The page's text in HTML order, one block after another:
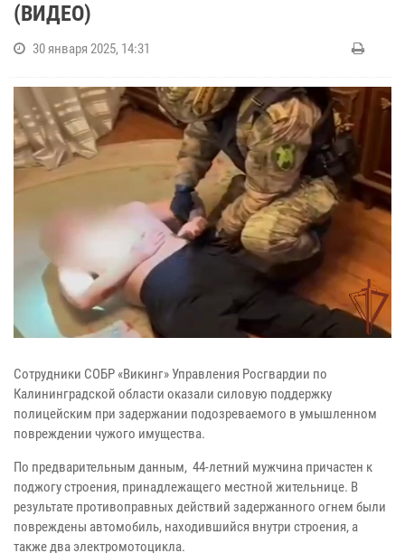
(ВИДЕО)
30 января 2025, 14:31
Сотрудники СОБР «Викинг» Управления Росгвардии по
Калининградской области оказали силовую поддержку
полицейским при задержании подозреваемого в умышленном
повреждении чужого имущества.
По предварительным данным, 44-летний мужчина причастен к
поджогу строения, принадлежащего местной жительнице. В
результате противоправных действий задержанного огнем были
повреждены автомобиль, находившийся внутри строения, а
также два электромотоцикла.